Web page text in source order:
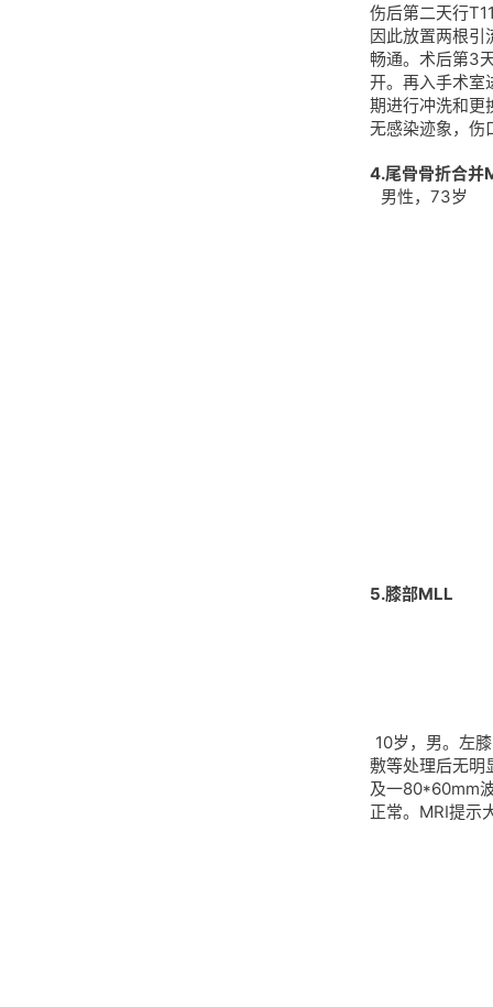
伤后第二天行
因此放置两根引
畅通。术后第3
开。再入手术室
期进行冲洗和更
无感染迹象，伤
4.尾骨骨折合并
男性，73岁
5.膝部MLL
10岁，男。左
敷等处理后无明
及一80*60mm
正常。MRI提示